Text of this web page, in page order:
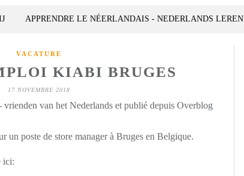
APPRENDRE LE NÉERLANDAIS - NEDERLANDS LEREN
VACATURE
KIABI BRUGES
17 NOVEMBRE 2018
vrienden van het Nederlands et publié depuis Overblog
un poste de store manager à Bruges en Belgique.
ici: